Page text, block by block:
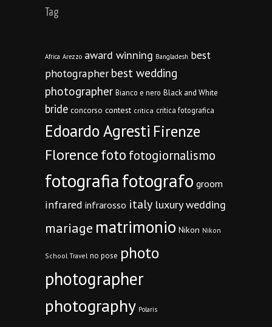
Tag
Africa Arezzo award winning Bangladesh best
photographer best wedding
photographer Bianco e nero Black and White
bride concorso contest critica critica fotografica
Edoardo Agresti Firenze
Florencefoto fotogiornalismo
fotografiafotografo groom
infrared infrarosso italy luxury wedding
mariage matrimonio Nikon Nikon
School Travel no pose photo
photographer
photography Polaris